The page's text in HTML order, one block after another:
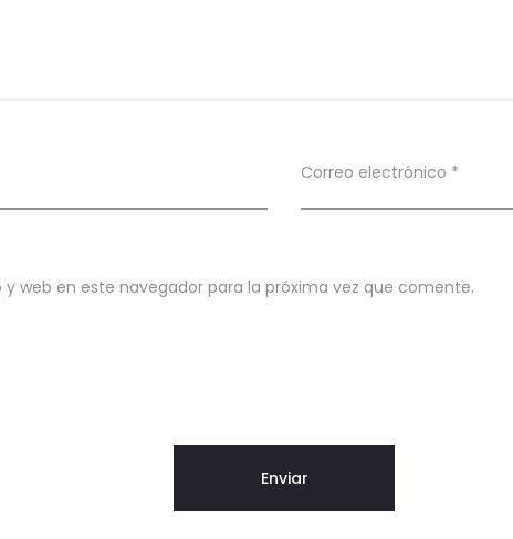
Correo electrónico *
web en este navegador para la próxima vez que comente.